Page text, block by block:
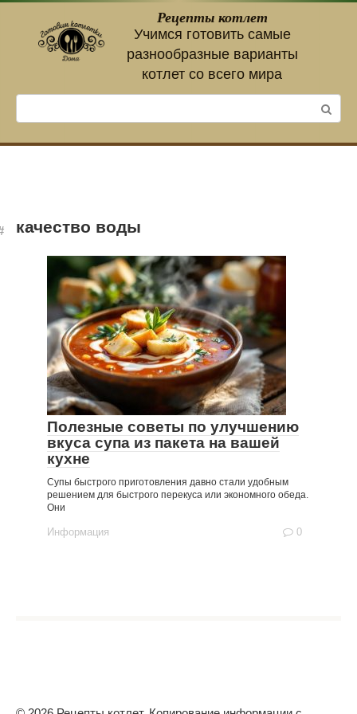
контенту
Рецепты котлет
Учимся готовить самые
разнообразные варианты
котлет со всего мира
качество воды
Полезные советы по улучшению
вкуса супа из пакета на вашей
кухне
Супы быстрого приготовления давно стали удобным
решением для быстрого перекуса или экономного обеда.
Они
Информация 0